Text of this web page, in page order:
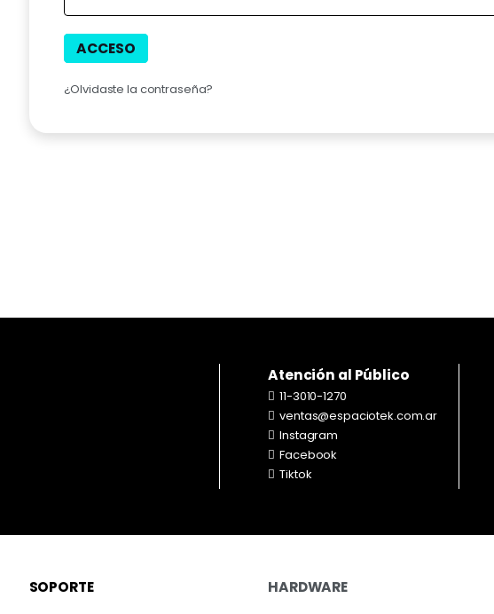
ACCESO
¿Olvidaste la contraseña?
Atención al Público
11-3010-1270
ventas@espaciotek.com.ar
Instagram
Facebook
Tiktok
SOPORTE HARDWARE